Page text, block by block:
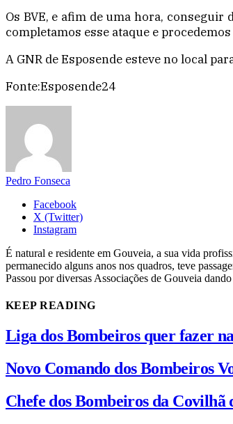
Os BVE, e afim de uma hora,
completamos esse ataque e
A GNR de Esposende esteve no local
Fonte:Esposende24
Pedro Fonseca
Facebook
X (Twitter)
Instagram
É natural e residente em Gouveia, a sua vida
permanecido alguns anos nos quadros, teve
Passou por diversas Associações de Gouveia
KEEP READING
Liga dos Bombeiros quer fazer
Novo Comando dos Bombeiros
Chefe dos Bombeiros da